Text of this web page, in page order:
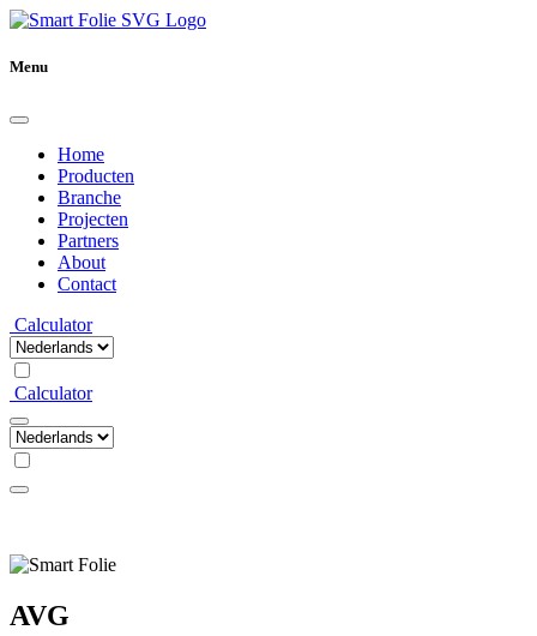
Menu
Home
Producten
Branche
Projecten
Partners
About
Contact
Calculator
Calculator
AVG